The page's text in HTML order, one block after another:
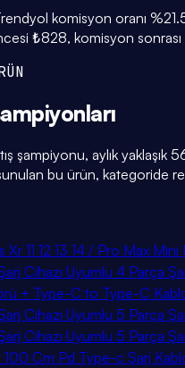
komisyon oranı
₺828, komisyon
şampiyonu, aylık
sunulan bu ürün,
11 12 13 14 / Pro Max
Cihazı Uyumlu 4 Parça
+ Type-C to Type-C
Cihazı Uyumlu 5 Parça
Cihazı Uyumlu 5 Parça
Cm Pd Type-c Şarj